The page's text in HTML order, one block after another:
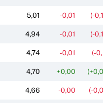
5,01 -0,01 (-
4,94 -0,01 (-
4,74 -0,01 (-
4,70 +0,00
4,66 -0,00 (-